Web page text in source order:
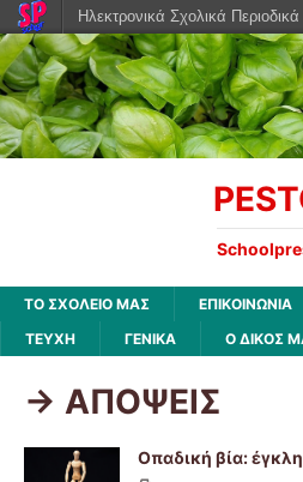
ΤΟ ΣΧΟΛΕΙΟ ΜΑΣ ΕΠΙΚΟΙΝΩΝΙΑ
ΤΕΥΧΗ
ΓΕΝΙΚΑ Ο ΔΙΚΟΣ
-> ΑΠΟΨΕΙΣ
Οπαδική βία:
Ηλεκτρονικά Σχολικά